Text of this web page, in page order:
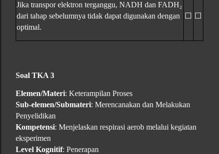
Jika transpor elektron terganggu, NADH dan FADH₂
dari tahap sebelumnya tidak dapat digunakan dengan
optimal.
⬜ ⬜
Soal TKA 3
Elemen/Materi: Keterampilan Proses
Sub-elemen/Submateri: Merencanakan dan Melakukan
Penyelidikan
Kompetensi: Menjelaskan respirasi aerob melalui kegiatan
eksperimen
Level Kognitif: Penerapan